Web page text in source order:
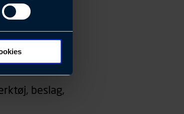
vores
nemme at
beslag,